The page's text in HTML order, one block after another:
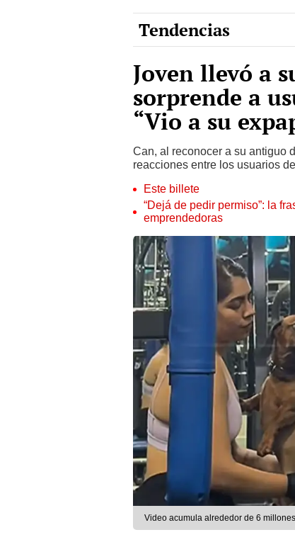
Tendencias
Joven llevó a
sorprende a
“Vio a su
Can, al reconocer a su antiguo
reacciones entre los usuarios
Este billete
“Dejá de pedir permiso”: la
emprendedoras
Video acumula alrededor de 6